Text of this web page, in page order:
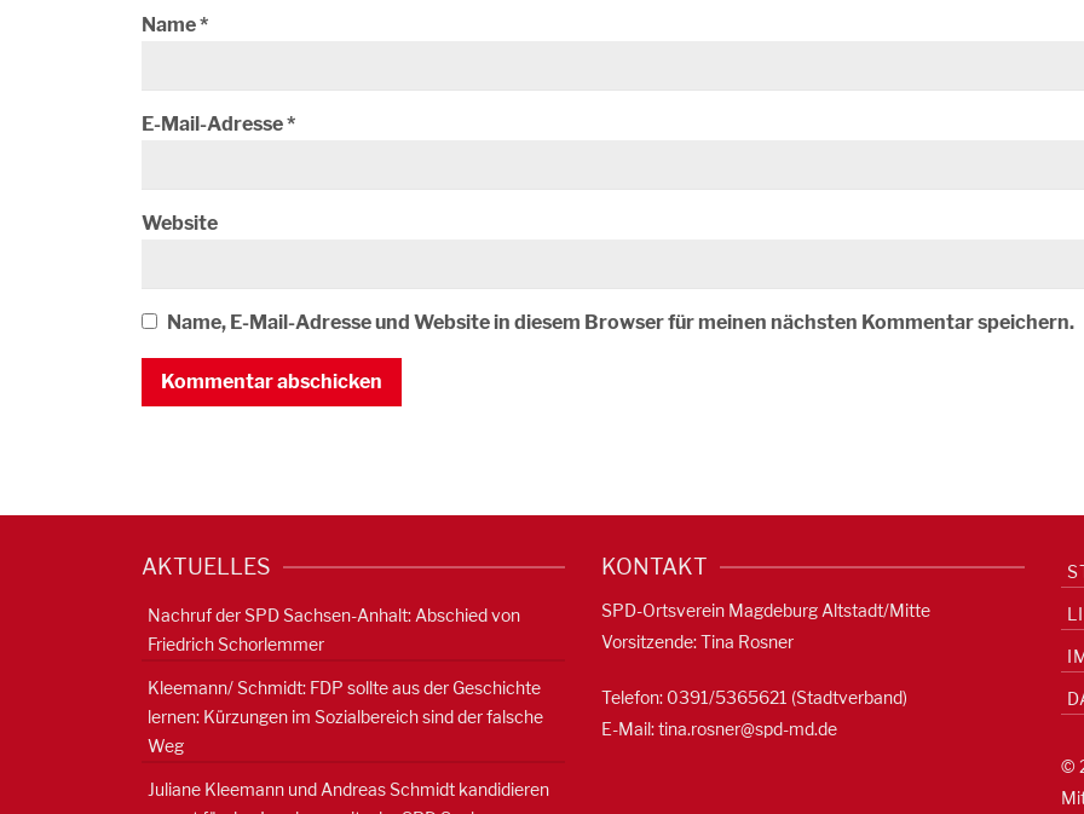
Name*
E-Mail-Adresse*
Website
Name, E-Mail-Adresse und Website in diesem Browser für meinen nächsten Kommentar speichern.
AKTUELLES
Nachruf der SPD Sachsen-Anhalt: Abschied von
Friedrich Schorlemmer
Kleemann/ Schmidt: FDP sollte aus der Geschichte
lernen: Kürzungen im Sozialbereich sind der falsche
Weg
Juliane Kleemann und Andreas Schmidt kandidieren
KONTAKT
SPD-Ortsverein Magdeburg Altstadt/Mitte
Vorsitzende: Tina Rosner
Telefon: 0391/5365621 (Stadtverband)
E-Mail:tina.rosner@spd-md.de
©